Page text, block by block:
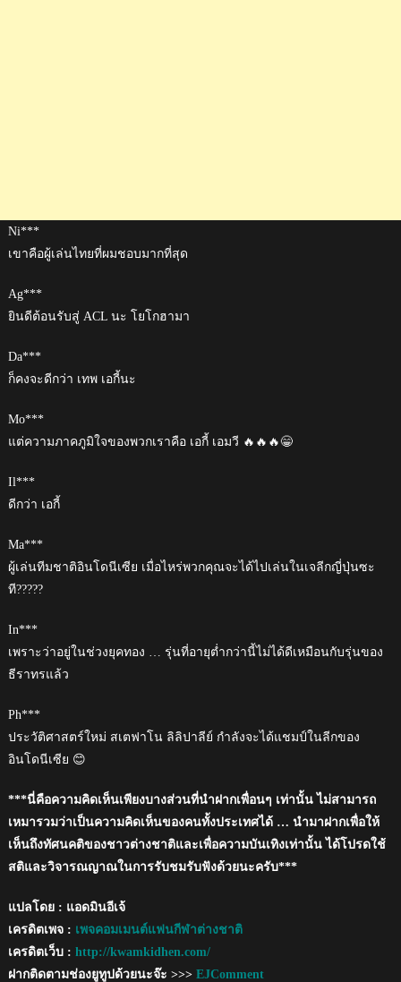
Ni***
เขาคือผู้เล่นไทยที่ผมชอบมากที่สุด
Ag***
ยินดีต้อนรับสู่ ACL นะ โยโกฮามา
Da***
ก็คงจะดีกว่า เทพ เอกี้นะ
Mo***
แต่ความภาคภูมิใจของพวกเราคือ เอกี้ เอมวี 🔥🔥🔥😁
Il***
ดีกว่า เอกี้
Ma***
ผู้เล่นทีมชาติอินโดนีเซีย เมื่อไหร่พวกคุณจะได้ไปเล่นในเจลีกญี่ปุ่นซะ
ที?????
In***
เพราะว่าอยู่ในช่วงยุคทอง … รุ่นที่อายุต่ำกว่านี้ไม่ได้ดีเหมือนกับรุ่นของ
ธีราทรแล้ว
Ph***
ประวัติศาสตร์ใหม่ สเตฟาโน ลิลิปาลีย์ กำลังจะได้แชมป์ในลีกของ
อินโดนีเซีย 😊
***นี่คือความคิดเห็นเพียงบางส่วนที่นำฝากเพื่อนๆ เท่านั้น ไม่สามารถ
เหมารวมว่าเป็นความคิดเห็นของคนทั้งประเทศได้ … นำมาฝากเพื่อให้
เห็นถึงทัศนคติของชาวต่างชาติและเพื่อความบันเทิงเท่านั้น ได้โปรดใช้
สติและวิจารณญาณในการรับชมรับฟังด้วยนะครับ***
แปลโดย : แอดมินอีเจ้
เครดิตเพจ : เพจคอมเมนต์แฟนกีฬาต่างชาติ
เครดิตเว็บ : http://kwamkidhen.com/
ฝากติดตามช่องยูทูปด้วยนะจ๊ะ >>> EJComment